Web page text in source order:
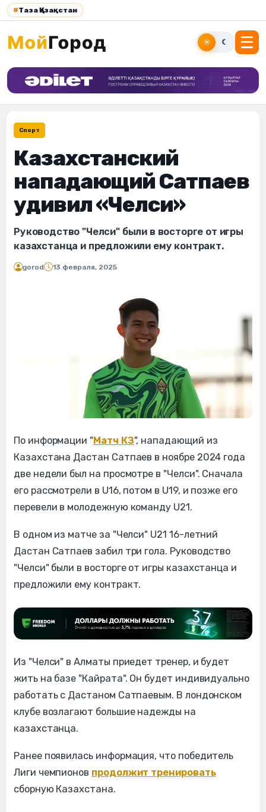
#Таза Қазақстан
☀ ☾
Спорт
Казахстанский
нападающий Сатпаев
удивил «Челси»
Руководство "Челси" были в восторге от игры
казахстанца и предложили ему контракт.
gorod 13 февраля, 2025
По информации "Матч КЗ", нападающий из
Казахстана Дастан Сатпаев в ноябре 2024 года
две недели был на просмотре в "Челси". Сначала
его рассмотрели в U16, потом в U19, и позже его
перевели в молодежную команду U21.
В одном из матче за "Челси" U21 16-летний
Дастан Сатпаев забил три гола. Руководство
"Челси" были в восторге от игры казахстанца и
предложили ему контракт.
Из "Челси" в Алматы приедет тренер, и будет
жить на базе "Кайрата". Он будет индивидуально
работать с Дастаном Сатпаевым. В лондонском
клубе возлагают большие надежды на
казахстанца.
Ранее появилась информация, что победитель
Лиги чемпионов продолжит тренировать
сборную Казахстана.